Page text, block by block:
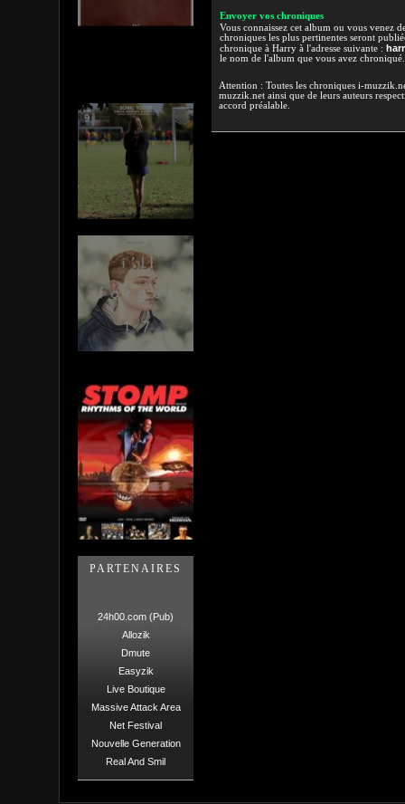
PARTENAIRES
24h00.com (Pub)
Allozik
Dmute
Easyzik
Live Boutique
Massive Attack Area
Net Festival
Nouvelle Generation
Real And Smil
Envoyer vos chroniques
Vous connaissez cet album ou vous venez
chroniques les plus pertinentes seront
chronique à Harry à l'adresse suivante :
le nom de l'album que vous avez
Attention : Toutes les chroniques i-
muzzik.net ainsi que de leurs auteurs
accord préalable.